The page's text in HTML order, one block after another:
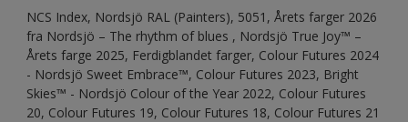
NCS Index, Nordsjö RAL (Painters), 5051, Årets farger 2026
fra Nordsjö – The rhythm of blues , Nordsjö True Joy™ –
Årets farge 2025, Ferdigblandet farger, Colour Futures 2024
- Nordsjö Sweet Embrace™, Colour Futures 2023, Bright
Skies™ - Nordsjö Colour of the Year 2022, Colour Futures
20, Colour Futures 19, Colour Futures 18, Colour Futures 21